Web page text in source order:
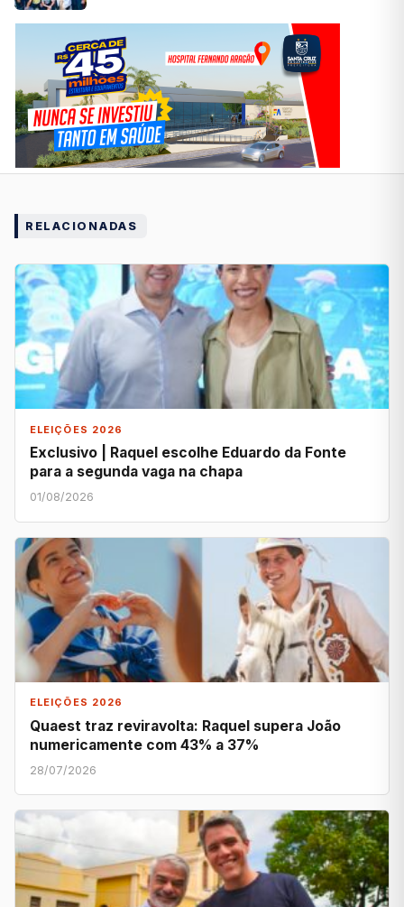
RELACIONADAS
ELEIÇÕES 2026
Exclusivo | Raquel escolhe Eduardo da Fonte
para a segunda vaga na chapa
01/08/2026
ELEIÇÕES 2026
Quaest traz reviravolta: Raquel supera João
numericamente com 43% a 37%
28/07/2026